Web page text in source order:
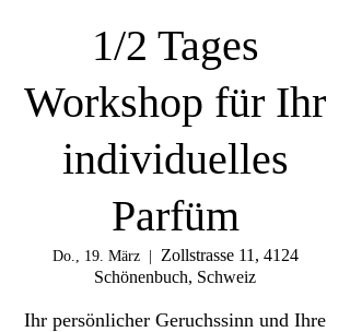
1/2 Tages
Workshop für Ihr
individuelles
Parfüm
Do., 19. März
  |
Zollstrasse 11, 4124
Schönenbuch, Schweiz
Ihr persönlicher Geruchssinn und Ihre